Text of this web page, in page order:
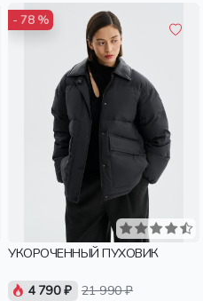
- 78 %
УКОРОЧЕННЫЙ ПУХОВИК
4 790 ₽ 21 990 ₽